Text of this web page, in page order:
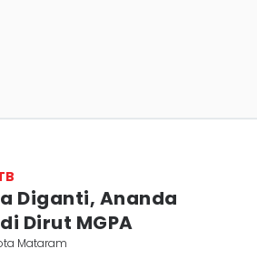
Diganti, Ananda
Dirut MGPA
Mataram